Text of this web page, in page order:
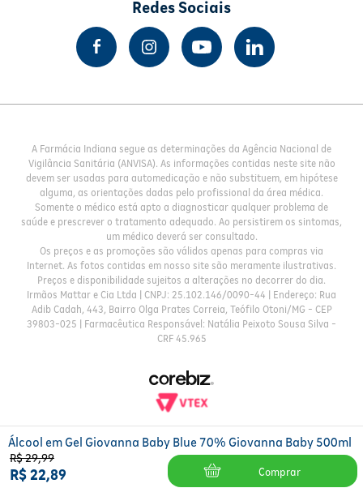
Álcool em Gel Giovanna Baby Blue 70% Giovanna Baby 500ml
R$29,99
R$22,89 Comprar
Redes Sociais
A Farmácia Indiana segue as determinações da Agência Nacional de
Vigilância Sanitária (ANVISA). As informações contidas neste site não
devem ser usadas para automedicação e não substituem, em hipótese
alguma, as orientações dadas pelo profissional da área médica.
Somente o médico está apto a diagnosticar qualquer problema de
saúde e prescrever o tratamento adequado. Ao persistirem os sintomas,
um médico deverá ser consultado.
Os preços e as promoções são válidos apenas para compras via
Internet. As fotos contidas em nosso site são meramente ilustrativas.
Preços e disponibilidade sujeitos a alterações no decorrer do dia.
Irmãos Mattar e Cia Ltda | CNPJ: 25.102.146/0090-44 | Endereço: Rua
Adib Cadah, 443, Bairro Olga Prates Correia, Teófilo Otoni/MG - CEP
39803-025 | Farmacêutica Responsável: Natália Peixoto Sousa Silva -
CRF 45.965